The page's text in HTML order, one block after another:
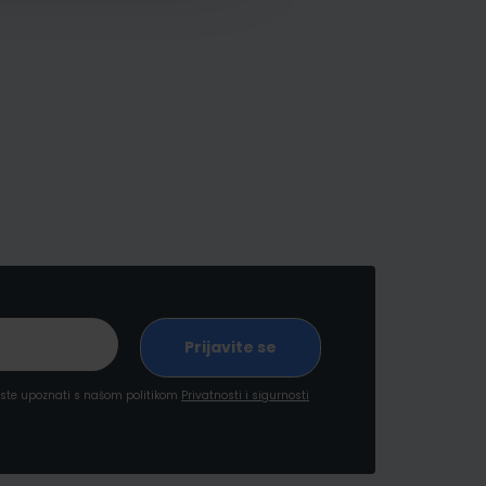
upoznati s našom politikom Privatnosti i sigurnosti